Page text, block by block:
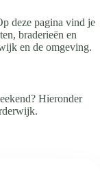
deze pagina vind je
braderieën en
en de omgeving.
Hieronder